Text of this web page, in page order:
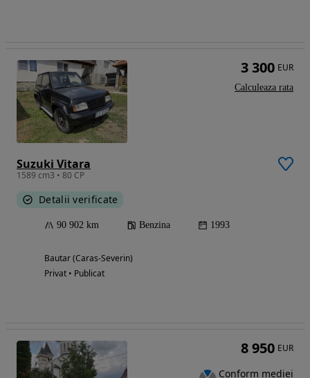
Suzuki Vitara
1589 cm3 • 80 CP
Detalii verificate
90 902 km Benzina 1993
Bautar (Caras-Severin)
Privat • Publicat
3 300 EUR
Calculeaza rata
8 950 EUR
Conform mediei